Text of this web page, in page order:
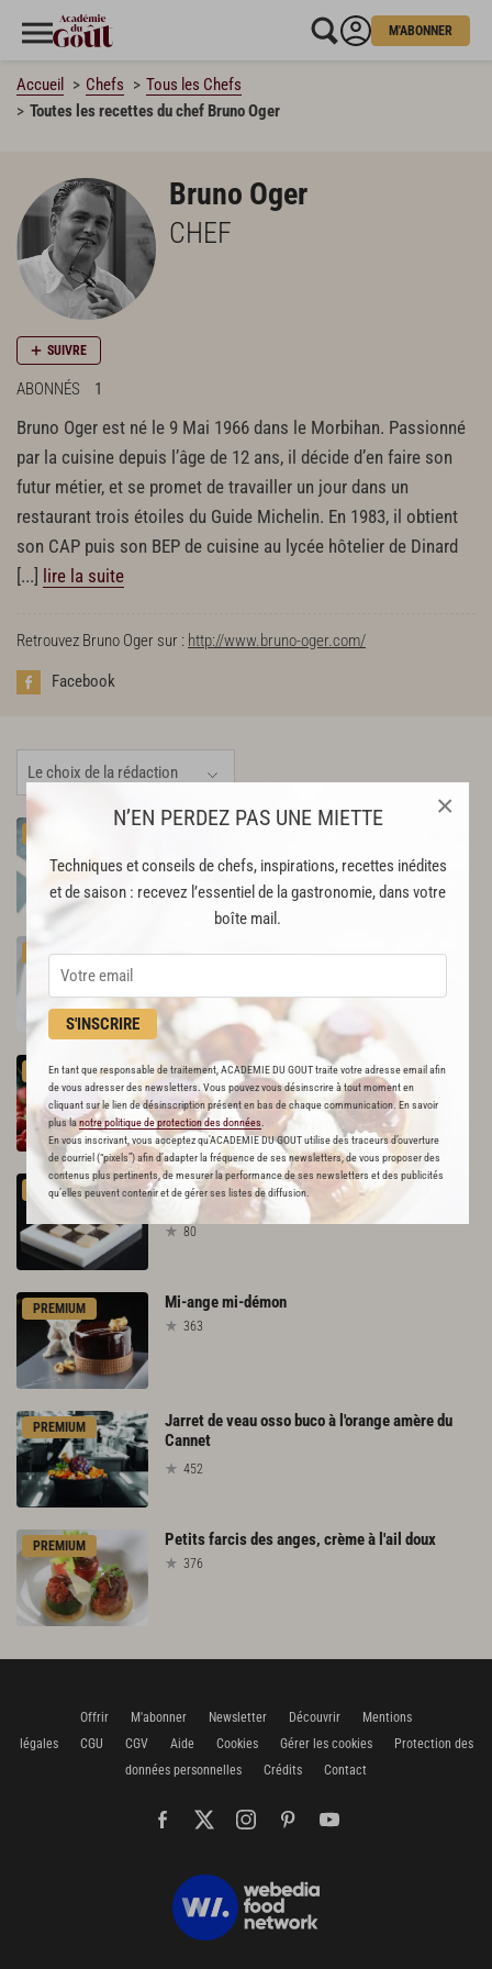
N’EN PERDEZ PAS UNE MIETTE
Techniques et conseils de chefs, inspirations, recettes inédites
et de saison : recevez l’essentiel de la gastronomie, dans votre
boîte mail.
S'INSCRIRE
En tant que responsable de traitement, ACADEMIE DU GOUT traite votre adresse email afin
de vous adresser des newsletters. Vous pouvez vous désinscrire à tout moment en
cliquant sur le lien de désinscription présent en bas de chaque communication. En savoir
plus lanotre politique de protection des données
En vous inscrivant, vous acceptez qu'ACADEMIE DU GOUT utilise des traceurs d’ouverture
de courriel (“pixels”) afin d’adapter la fréquence de ses newsletters, de vous proposer des
contenus plus pertinents, de mesurer la performance de ses newsletters et des publicités
qu’elles peuvent contenir et de gérer ses listes de diffusion.
×
M'ABONNER
Accueil Chefs
Tous les Chefs
Toutes les recettes du chef Bruno Oger
Bruno Oger
CHEF
SUIVRE
ABONNÉS 1
Bruno Oger est né le 9 Mai 1966 dans le Morbihan. Passionné
par la cuisine depuis l’âge de 12 ans, il décide d’en faire son
futur métier, et se promet de travailler un jour dans un
restaurant trois étoiles du Guide Michelin. En 1983, il obtient
son CAP puis son BEP de cuisine au lycée hôtelier de Dinard
[...]
lire la suite
Retrouvez Bruno Oger sur : http://www.bruno-oger.com/
Facebook
Cappuccino de grenouilles à l'ail doux et vin
49
PREMIUM
103
PREMIUM Legrandtraoumadaux Maradesbois
204
PREMIUM
Damier de Saint-Jacques à la truffe et citron
caviar
80
PREMIUM Mi-angemi-démon
363
PREMIUM
Jarret de veau osso buco à l'orange amère du
Cannet
452
PREMIUM Petitsfarcisdesanges, crèmeà l'ail doux
376
Offrir M'abonner Newsletter Découvrir
Mentions
légales
CGU CGV Aide Cookies Gérer les cookies
Protection des
données personnelles
Crédits Contact